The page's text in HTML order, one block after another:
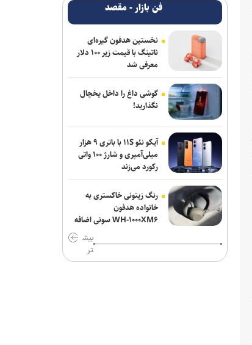
فن بازار - مقصد
نخستین هدفون گیره‌ای
ناتینگ با قیمت زیر ۱۰۰ دلار
معرفی شد
گوشی داغ را داخل یخچال
نگذارید!
آیکو نئو ۱۱S با باتری ۹ هزار
میلی‌آمپری و شارژ ۱۰۰ واتی
رکورد می‌زند
رنگ زیتونی خاکستری به
خانواده هدفون
WH-۱۰۰۰XM۶ سونی اضافه
بیش
تر